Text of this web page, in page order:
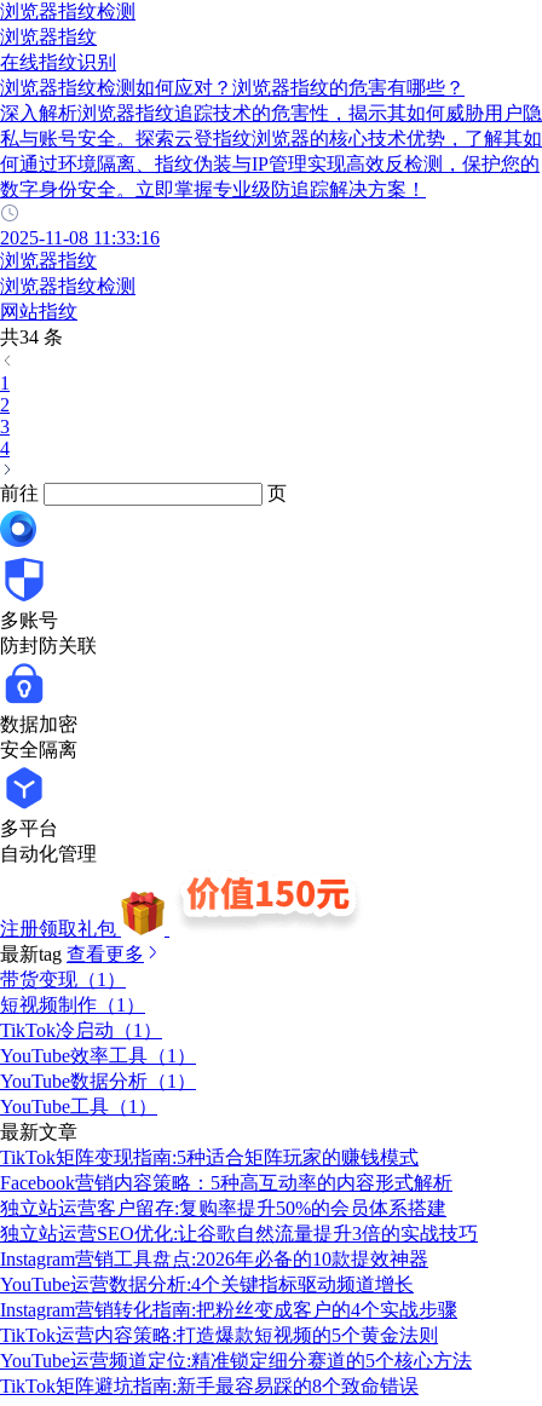
浏览器指纹检测
浏览器指纹
在线指纹识别
浏览器指纹检测如何应对？浏览器指纹的危害有哪些？
深入解析浏览器指纹追踪技术的危害性，揭示其如何威胁用户隐
私与账号安全。探索云登指纹浏览器的核心技术优势，了解其如
何通过环境隔离、指纹伪装与IP管理实现高效反检测，保护您的
数字身份安全。立即掌握专业级防追踪解决方案！
2025-11-08 11:33:16
浏览器指纹
浏览器指纹检测
网站指纹
共34 条
1
2
3
4
前往 页
多账号
防封防关联
数据加密
安全隔离
多平台
自动化管理
注册领取礼包
最新tag 查看更多
带货变现（1）
短视频制作（1）
TikTok冷启动（1）
YouTube效率工具（1）
YouTube数据分析（1）
YouTube工具（1）
最新文章
TikTok矩阵变现指南:5种适合矩阵玩家的赚钱模式
Facebook营销内容策略：5种高互动率的内容形式解析
独立站运营客户留存:复购率提升50%的会员体系搭建
独立站运营SEO优化:让谷歌自然流量提升3倍的实战技巧
Instagram营销工具盘点:2026年必备的10款提效神器
YouTube运营数据分析:4个关键指标驱动频道增长
Instagram营销转化指南:把粉丝变成客户的4个实战步骤
TikTok运营内容策略:打造爆款短视频的5个黄金法则
YouTube运营频道定位:精准锁定细分赛道的5个核心方法
TikTok矩阵避坑指南:新手最容易踩的8个致命错误